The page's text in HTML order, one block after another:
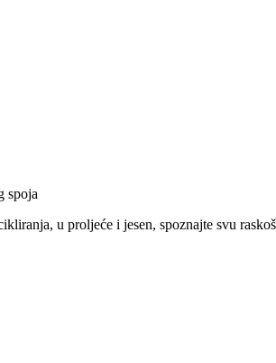
spoja
u proljeće i jesen, spoznajte svu